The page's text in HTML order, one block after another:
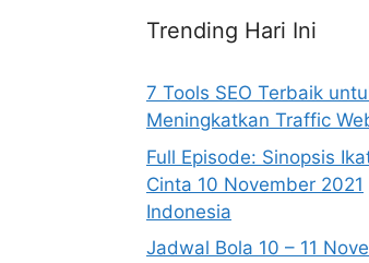
Trending Hari Ini
7 Tools SEO Terbaik
Meningkatkan Traffic
Full Episode: Sinopsis
Cinta 10 November 2021
Indonesia
Jadwal Bola 10 – 11